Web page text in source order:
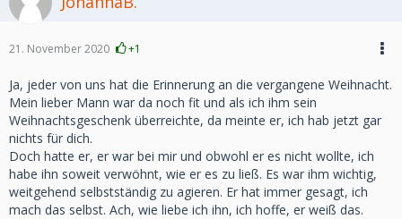
21. November 2020 +1
Ja, jeder von uns hat die Erinnerung an die vergangene Weihnacht.
Mein lieber Mann war da noch fit und als ich ihm sein
Weihnachtsgeschenk überreichte, da meinte er, ich hab jetzt gar
nichts für dich.
Doch hatte er, er war bei mir und obwohl er es nicht wollte, ich
habe ihn soweit verwöhnt, wie er es zu ließ. Es war ihm wichtig,
weitgehend selbstständig zu agieren. Er hat immer gesagt, ich
mach das selbst. Ach, wie liebe ich ihn, ich hoffe, er weiß das.